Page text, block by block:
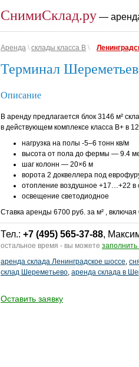
СнимиСклад.ру —
Аренда \ склады класса B \
Терминал
Описание
В аренду предлагается блок 3146 м²
в действующем комплексе класса В+ в
нагрузка на полы -5–6 тонн кв/м
высота от пола до фермы — 9.4
шаг колонн — 20×6 м
ворота 2 доквеллера под
отопление воздушное +17…+22 в
освещение светодиодное
Ставка аренды 6700 руб. за м² ,
Тел.: +7 (495) 565-37-88,
остальное время - вы можете заполнить
аренда склада Ленинградское шоссе,
склад Шереметьево, аренда склада в
Оставить заявку